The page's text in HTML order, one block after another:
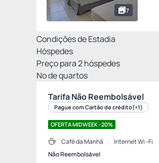
7
Condições de Estadia
Hóspedes
Preço para2hóspedes
Nº de quartos
Tarifa Não Reembolsável
Pague com Cartão de crédito(+1)
OFERTA MIDWEEK -20%
Café da Manhã
Internet Wi -Fi
Não Reembolsável